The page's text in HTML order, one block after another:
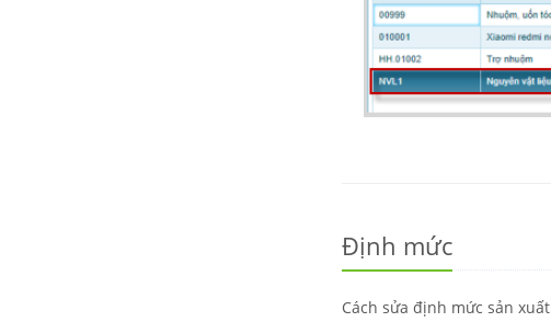
Định mức
Cách sửa định mức sản xuất